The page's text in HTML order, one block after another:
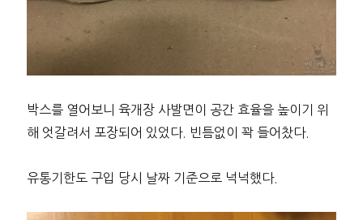
박스를 열어보니 육개장 사발면이 공간 효율을 높이기 위
해 엇갈려서 포장되어 있었다. 빈틈없이 꽉 들어찼다.
유통기한도 구입 당시 날짜 기준으로 넉넉했다.